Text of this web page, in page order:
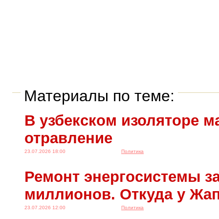
Материалы по теме:
В узбекском изоляторе
отравление
23.07.2026 18:00 Политика
Ремонт энергосистемы
миллионов. Откуда у
23.07.2026 12:00 Политика